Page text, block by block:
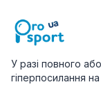
У разі повного
гіперпосилання